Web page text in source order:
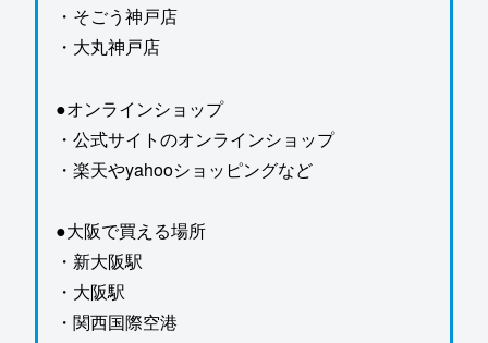
・そごう神戸店
・大丸神戸店
●オンラインショップ
・公式サイトのオンラインショップ
・楽天やyahooショッピングなど
●大阪で買える場所
・新大阪駅
・大阪駅
・関西国際空港